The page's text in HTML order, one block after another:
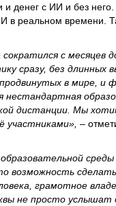
денег с ИИ и без
в реальном времени.
с месяцев
сразу, без
в мире,
дистанции. Мы
участниками», –
возможность
грамотное
не просто услышат